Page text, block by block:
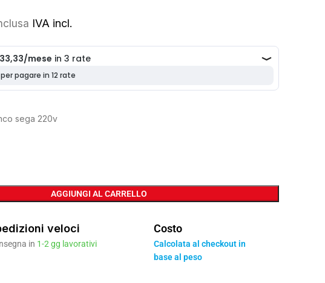
IVA incl.
sega 220v
AGGIUNGI AL CARRELLO
veloci
in 1-2 gg lavorativi
Costo
Calcolata al checkout in
base al peso